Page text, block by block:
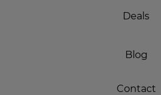
Deals
Blog
Contact